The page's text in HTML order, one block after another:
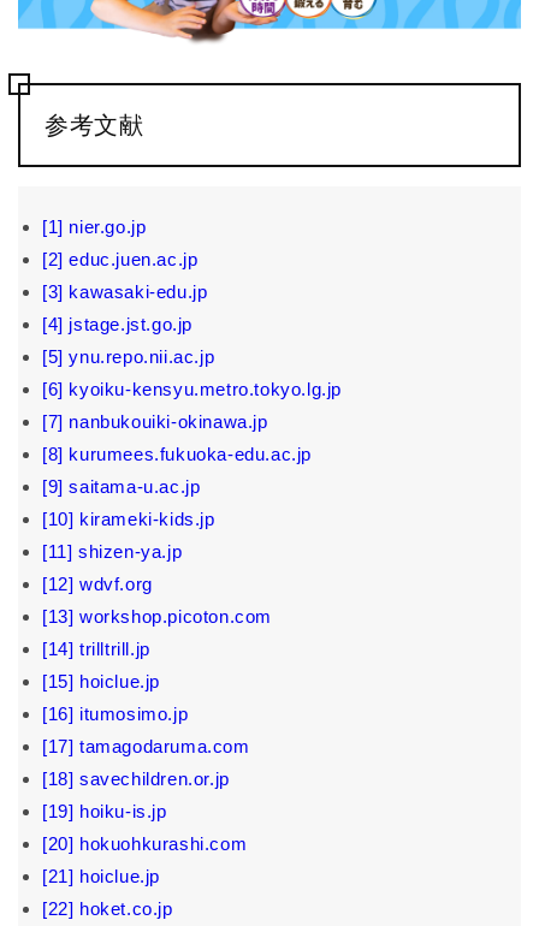
参考文献
[1] nier.go.jp
[2] educ.juen.ac.jp
[3] kawasaki-edu.jp
[4] jstage.jst.go.jp
[5] ynu.repo.nii.ac.jp
[6] kyoiku-kensyu.metro.tokyo.lg.jp
[7] nanbukouiki-okinawa.jp
[8] kurumees.fukuoka-edu.ac.jp
[9] saitama-u.ac.jp
[10] kirameki-kids.jp
[11] shizen-ya.jp
[12] wdvf.org
[13] workshop.picoton.com
[14] trilltrill.jp
[15] hoiclue.jp
[16] itumosimo.jp
[17] tamagodaruma.com
[18] savechildren.or.jp
[19] hoiku-is.jp
[20] hokuohkurashi.com
[21] hoiclue.jp
[22] hoket.co.jp